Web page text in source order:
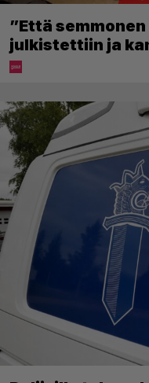
”Että
julkistettiin ja